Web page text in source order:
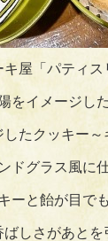
屋「パティ
をイメージし
たクッキー～
ドグラス風に
ーと飴が目で
しさがあと